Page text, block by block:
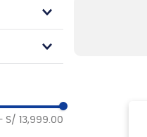
S/ 13,999.00